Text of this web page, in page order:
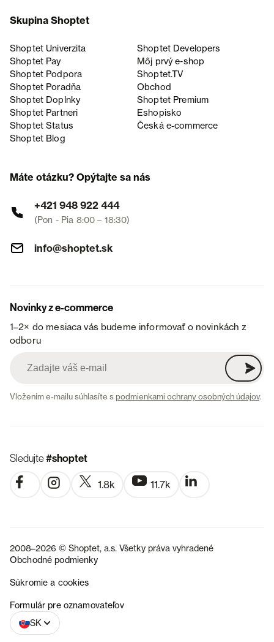
Skupina Shoptet
Shoptet Univerzita
Shoptet Developers
Shoptet Pay
Môj prvý e-shop
Shoptet Podpora
Shoptet.TV
Shoptet Poradňa
Obchod
Shoptet Doplnky
Shoptet Premium
Shoptet Partneri
Eshopisko
Shoptet Status
Česká e‑commerce
Shoptet Blog
Máte otázku? Opýtajte sa nás
+421 948 922 444
(Pon - Pia 8:00 – 18:30)
info@shoptet.sk
Novinky z e-commerce
1–2× do mesiaca vás budeme informovať o novinkách z
odboru
Vložením e-mailu súhlasíte spodmienkami ochrany osobných údajov.
Sledujte#shoptet
1.8k 11.7k
2008–2026 © Shoptet, a.s. Všetky práva vyhradené
Obchodné podmienky
Súkromie a cookies
Formulár pre oznamovateľov
SK